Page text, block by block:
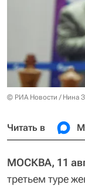
© РИА Новости / Нина
Читать в
МОСКВА, 11
третьем туре